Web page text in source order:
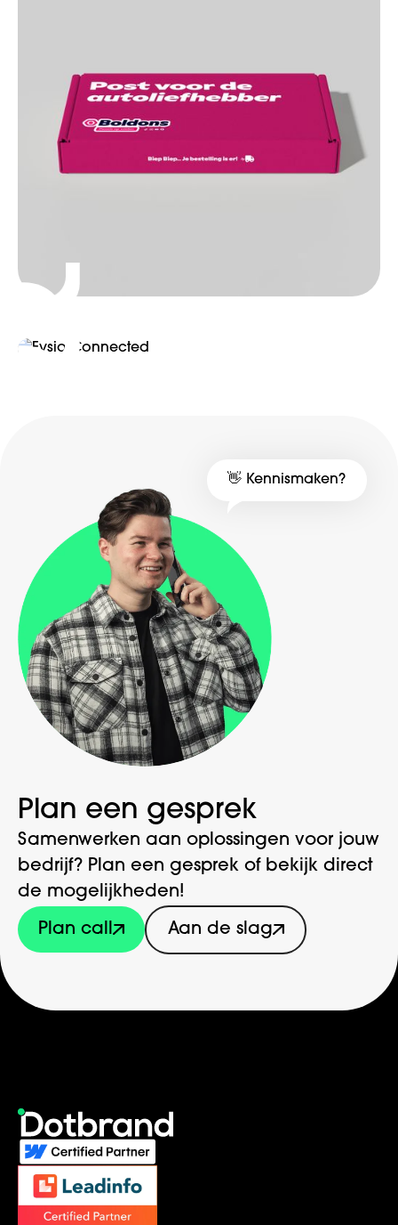
Branding Webdevelopment
👋 Kennismaken?
Plan een gesprek
Samenwerken aan oplossingen voor jouw
bedrijf? Plan een gesprek of bekijk direct
de mogelijkheden!
Plan call Aan de slag